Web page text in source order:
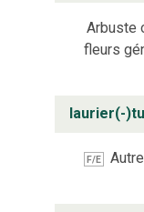
Arbuste
fleurs
laurier(-
F/E